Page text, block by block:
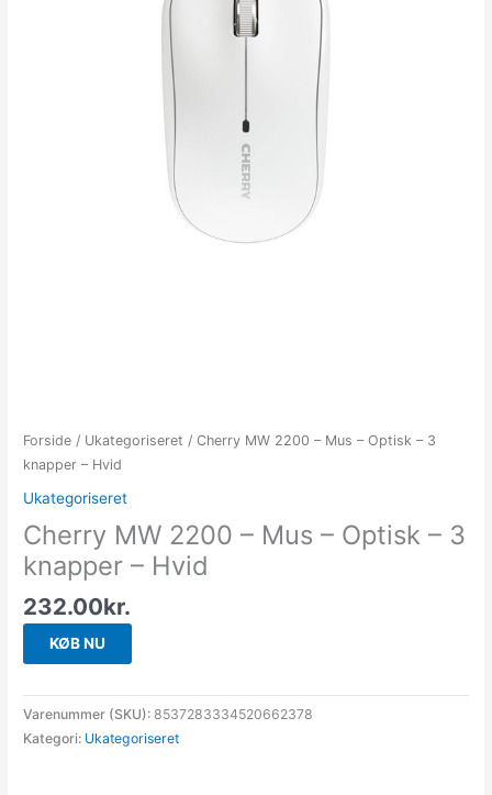
Forside / Ukategoriseret / Cherry MW 2200 – Mus – Optisk – 3
knapper – Hvid
Ukategoriseret
Cherry MW 2200 – Mus – Optisk – 3
knapper – Hvid
232.00kr.
KØB NU
Varenummer (SKU):8537283334520662378
Kategori: Ukategoriseret